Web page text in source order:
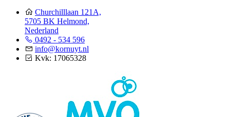
Churchilllaan 121A,
5705 BK Helmond,
Nederland
0492 - 534 596
info@kornuyt.nl
Kvk: 17065328